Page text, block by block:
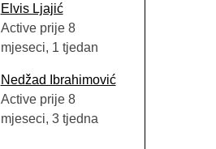
Elvis Ljajić
Active prije 8
mjeseci, 1 tjedan
Nedžad Ibrahimović
Active prije 8
mjeseci, 3 tjedna